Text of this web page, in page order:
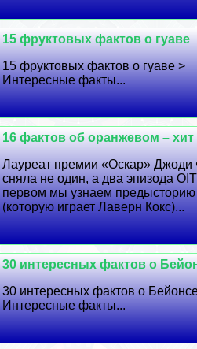
15 фруктовых фактов о гуаве
15 фруктовых фактов о гуаве >
Интересные факты...
16 фактов об оранжевом – хит
Лауреат премии «Оскар» Джоди
сняла не один, а два эпизода
первом мы узнаем
(которую играет Лаверн Кокс)...
30 интересных фактов о
30 интересных фактов о
Интересные факты...